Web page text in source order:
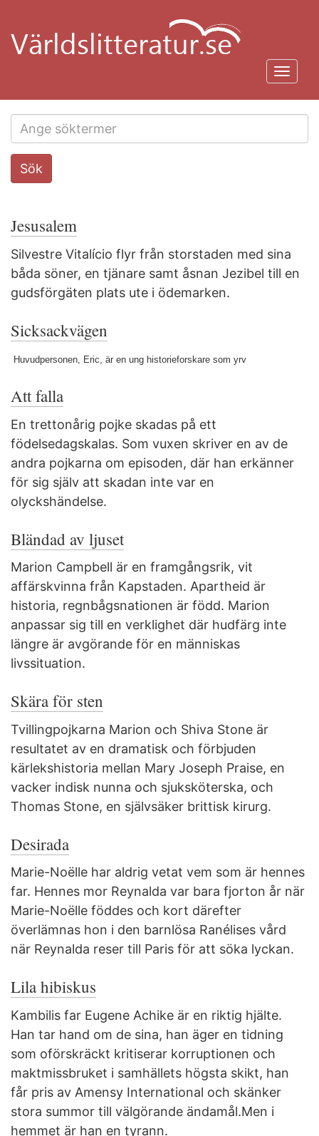
huvudinnehåll
Search
this
Sök
Jesusalem
Silvestre Vitalício flyr från storstaden med sina
båda söner, en tjänare samt åsnan Jezibel till en
gudsförgäten plats ute i ödemarken.
Sicksackvägen
Huvudpersonen, Eric, är en ung historieforskare som yrv
Att falla
En trettonårig pojke skadas på ett
födelsedagskalas. Som vuxen skriver en av de
andra pojkarna om episoden, där han erkänner
för sig själv att skadan inte var en
olyckshändelse.
Bländad av ljuset
Marion Campbell är en framgångsrik, vit
affärskvinna från Kapstaden. Apartheid är
historia, regnbågsnationen är född. Marion
anpassar sig till en verklighet där hudfärg inte
längre är avgörande för en människas
livssituation.
Skära för sten
Tvillingpojkarna Marion och Shiva Stone är
resultatet av en dramatisk och förbjuden
kärlekshistoria mellan Mary Joseph Praise, en
vacker indisk nunna och sjuksköterska, och
Thomas Stone, en självsäker brittisk kirurg.
Desirada
Marie-Noëlle har aldrig vetat vem som är hennes
far. Hennes mor Reynalda var bara fjorton år när
Marie-Noëlle föddes och kort därefter
överlämnas hon i den barnlösa Ranélises vård
när Reynalda reser till Paris för att söka lyckan.
Lila hibiskus
Kambilis far Eugene Achike är en riktig hjälte.
Han tar hand om de sina, han äger en tidning
som oförskräckt kritiserar korruptionen och
maktmissbruket i samhällets högsta skikt, han
får pris av Amensy International och skänker
stora summor till välgörande ändamål.Men i
hemmet är han en tyrann.